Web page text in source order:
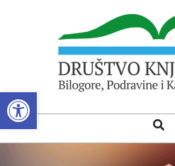
Open toolbar
DRUŠTVO
KNJIŽNIČARA
BILOGORE,
Primary
Navigation
Search